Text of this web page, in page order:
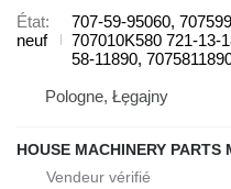
État
neuf
707-59-95060,
707010K580 721-13-
58-11890,
Pologne, Łęgajny
HOUSE MACHINERY PARTS